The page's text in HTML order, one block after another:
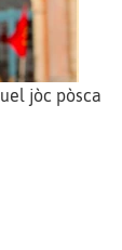
jòc pòsca